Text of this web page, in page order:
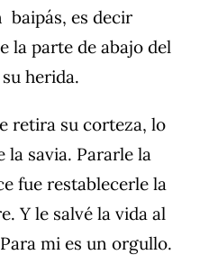
baipás, es decir
la parte de abajo del
herida.
retira su corteza, lo
la savia. Pararle la
fue restablecerle la
Y le salvé la vida al
mi es un orgullo.